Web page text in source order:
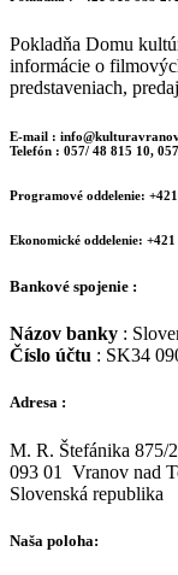
Pokladňa Domu
informácie o
predstaveniach,
E-mail :
Telefón : 057/ 48 815 10,
Programové oddelenie:
Ekonomické oddelenie:
Bankové spojenie :
Názov banky :
Číslo účtu : SK34
Adresa :
M. R. Štefánika 875/
093 01 Vranov nad
Slovenská republika
Naša poloha: